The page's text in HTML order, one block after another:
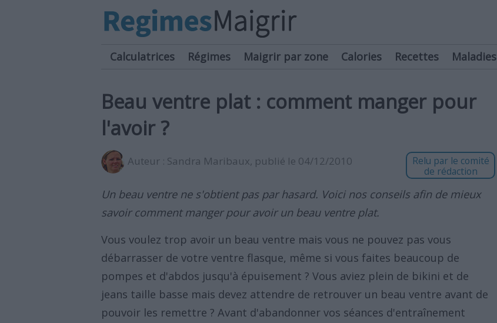
Calculatrices Régimes Maigrir par zone Calories Recettes Maladies
Beau ventre plat : comment manger pour
l'avoir ?
Auteur : Sandra Maribaux, publié le 04/12/2010
Relu par le comité
de rédaction
Un beau ventre ne s'obtient pas par hasard. Voici nos conseils afin de mieux
savoir comment manger pour avoir un beau ventre plat.
Vous voulez trop avoir un beau ventre mais vous ne pouvez pas vous
débarrasser de votre ventre flasque, même si vous faites beaucoup de
pompes et d'abdos jusqu'à épuisement ? Vous aviez plein de bikini et de
jeans taille basse mais devez attendre de retrouver un beau ventre avant de
pouvoir les remettre ? Avant d'abandonner vos séances d'entraînement